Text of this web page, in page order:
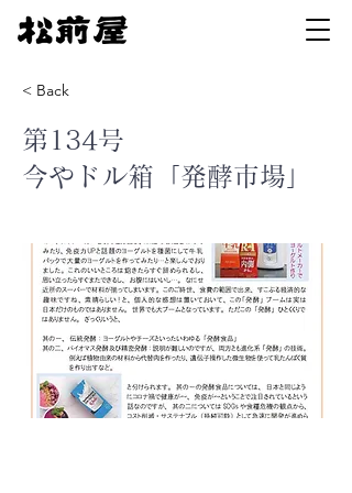
< Back
第134号
今やドル箱「発酵市場」